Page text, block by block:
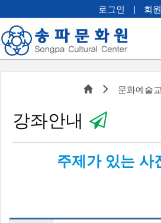
로그인 | 회
문화예술
강좌안내
주제가 있는 사